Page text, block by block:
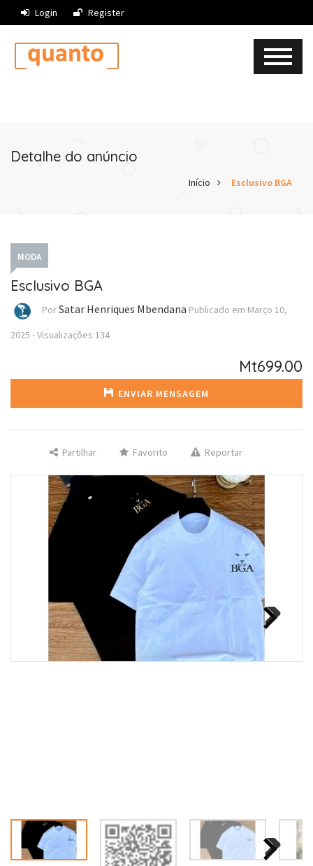
Login Register
Detalhe do anúncio
Início Esclusivo BGA
MODA
Esclusivo BGA
PorSatar Henriques Mbendana Publicado em Março 10,
2025 -Visualizações 134
Mt699.00
ENVIAR MENSAGEM
Partilhar Favorito Reportar